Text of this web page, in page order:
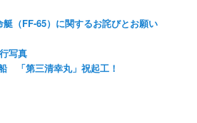
艇（FF-65）に関するお詫びとお願い
写真
「第三清幸丸」祝起工！